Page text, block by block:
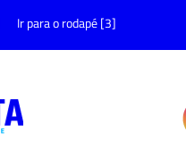
Ir para o rodapé [3]